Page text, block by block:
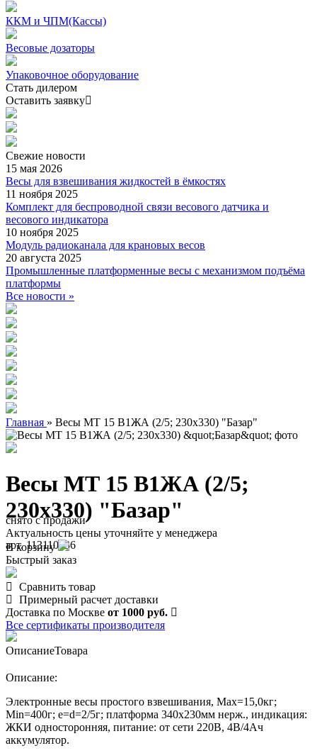
ККМ и ЧПМ(Кассы)
Весовые дозаторы
Упаковочное оборудование
Стать дилером
Оставить заявку
Свежие новости
15 мая 2026
Весы для взвешивания жидкостей в ёмкостях
11 ноября 2025
Комплект для беспроводной связи весового датчика и
весового индикатора
10 ноября 2025
Модуль радиоканала для крановых весов
20 августа 2025
Промышленные платформенные весы с механизмом подъёма
платформы
Все новости »
Главная » Весы МТ 15 В1ЖА (2/5; 230х330) "Базар"
Весы МТ 15 В1ЖА (2/5;
230х330) "Базар"
арт. 113110136
снято с продажи
Актуальность цены уточняйте у менеджера
В корзину
Быстрый заказ
Сравнить товар
Примерный расчет доставки
Доставка по Москве от 1000 руб.
Все сертификаты производителя
ОписаниеТовара
Описание:
Электронные весы простого взвешивания, Мах=15,0кг;
Min=400г; e=d=2/5г; платформа 340х230мм нерж., индикация:
ЖКИ односторонняя, питание: от сети 220В, 4В/4Ач
аккумулятор.